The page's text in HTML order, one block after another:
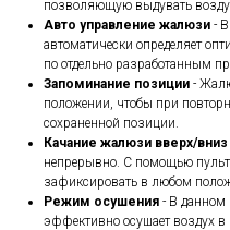
позволяющую выдувать
Авто управление жалюзи -
автоматически определяет
по отдельно разработанным
Запоминание позиции -
положении, чтобы при
сохраненной позиции.
Качание жалюзи вверх/вниз
непрерывно. С помощью
зафиксировать в любом
Режим осушения - В данном
эффективно осушает воздух в